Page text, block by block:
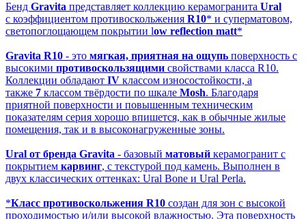
Бенд Gravita представляет коллекцию керамогранита Ural
с коэффициентом противоскольжения R10* и cуперматовом,
светопоглощающем покрытии low reflection matt*
Gravita R10 - это мягкая, приятная на ощупь поверхность с
высокими противоскользящими свойствами класса R10.
Коллекции обладают IV классом износостойкости, а
также 7 классом твёрдости по шкале Mosh. Благодаря
приятной поверхности и повышенным техническим
показателям серия хорошо впишется, как в обычные жилые
помещения, так и в высоконагруженные зоны.
Ural от бренда Gravita - базовый матовый керамогранит с
покрытием карвинг, с текстурой под камень. Выполнен в
двух классических оттенках: Ural Воnе и Ural Perla.
*Класс противоскольжения R10 создан для зон с высокой
проходимостью и/или высокой влажностью. Эта поверхность